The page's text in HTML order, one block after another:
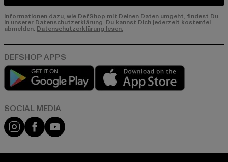
Informationen dazu, wie DefShop mit Deinen Daten umgeht, findest Du
in unserer Datenschutzerklärung. Du kannst Dich jederzeit kostenfei
abmelden. Datenschutzerklärung lesen.
Play market
Instagram
FacebookYouTube